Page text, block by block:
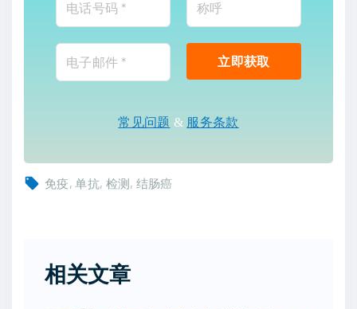
常见问题 & 服务条款
免疫 单抗 检测 结肠癌
相关文章